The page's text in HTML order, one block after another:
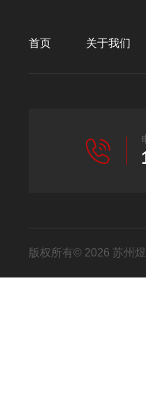
首页 关于我们
版权所有© 2026 苏州